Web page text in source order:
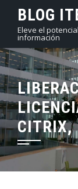
Saltar
contenido
BLOG
Eleve el
información
CITRIX,